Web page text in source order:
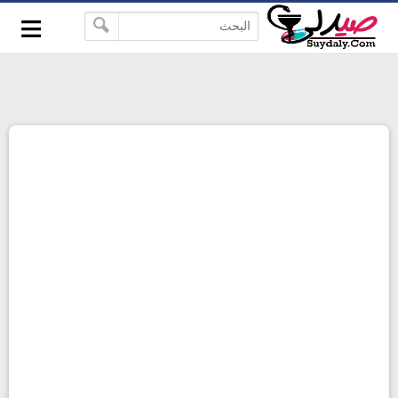
-->
google-site-verification=pbBDctPvwZJkSEHg2-
vmZ_yu86_9u3jQJgGN9H2FF9w
≡